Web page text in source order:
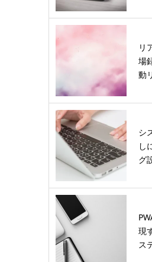
リ
場
動
シ
し
グ
現
ス